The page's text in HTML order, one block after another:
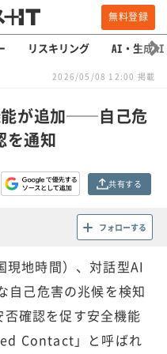
無料登録
リスキリング AI・生成AI
2026/05/08 12:00 掲載
能が追加──自己危
を通知
共有する
フォローする
現地時間）、対話型AI
自己危害の兆候を検知
確認を促す安全機能
Contact」と呼ばれ